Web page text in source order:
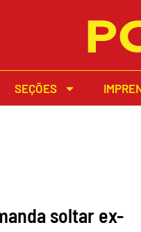
SEÇÕES
soltar ex-